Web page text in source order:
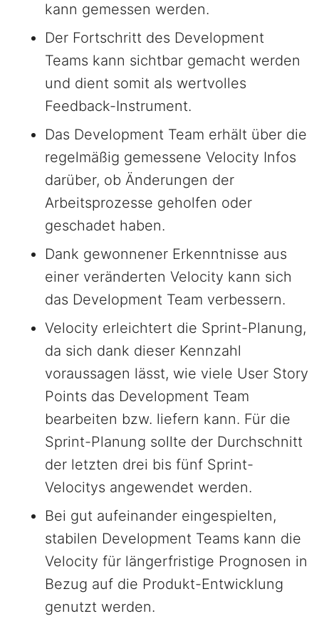
kann gemessen werden.
Der Fortschritt des Development
Teams kann sichtbar gemacht werden
und dient somit als wertvolles
Feedback-Instrument.
Das Development Team erhält über die
regelmäßig gemessene Velocity Infos
darüber, ob Änderungen der
Arbeitsprozesse geholfen oder
geschadet haben.
Dank gewonnener Erkenntnisse aus
einer veränderten Velocity kann sich
das Development Team verbessern.
Velocity erleichtert die Sprint-Planung,
da sich dank dieser Kennzahl
voraussagen lässt, wie viele User Story
Points das Development Team
bearbeiten bzw. liefern kann. Für die
Sprint-Planung sollte der Durchschnitt
der letzten drei bis fünf Sprint-
Velocitys angewendet werden.
Bei gut aufeinander eingespielten,
stabilen Development Teams kann die
Velocity für längerfristige Prognosen in
Bezug auf die Produkt-Entwicklung
genutzt werden.